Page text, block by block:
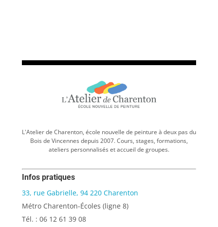
L'Atelier de Charenton, école nouvelle de peinture à deux pas du
Bois de Vincennes depuis 2007. Cours, stages, formations,
ateliers personnalisés et accueil de groupes.
Infos pratiques
33, rue Gabrielle, 94 220 Charenton
Métro Charenton-Écoles (ligne 8)
Tél. : 06 12 61 39 08